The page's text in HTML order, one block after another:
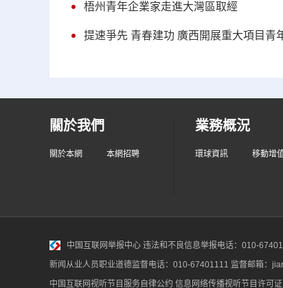
梧州青年企業家走進大灣區取經
提速爭先 青春建功 廣西開展重大項目青
關於我們
關於本網 本網招聘
業務概況
環球資訊 移動增
中国互联网举报中心 违法和不良信息举报电话：010-
新闻从业人员职业道德监督电话：010-67401111 监督邮箱：
中国互联网视听节目服务自律公约 信息网络传播视听节目许